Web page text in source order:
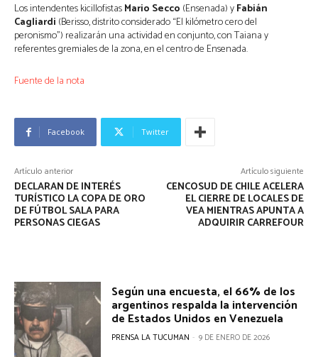
Los intendentes kicillofistasMario Secco (Ensenada) yFabián
Cagliardi (Berisso, distrito considerado “El kilómetro cero del
peronismo”) realizarán una actividad en conjunto, con Taiana y
referentes gremiales de la zona, en el centro de Ensenada.
Fuente de la nota
Facebook Twitter
Artículo anterior
DECLARAN DE INTERÉS
TURÍSTICO LA COPA DE ORO
DE FÚTBOL SALA PARA
PERSONAS CIEGAS
Artículo siguiente
CENCOSUD DE CHILE ACELERA
EL CIERRE DE LOCALES DE
VEA MIENTRAS APUNTA A
ADQUIRIR CARREFOUR
Según una encuesta, el 66% de los
argentinos respalda la intervención
de Estados Unidos en Venezuela
PRENSA LA TUCUMAN - 9 DE ENERO DE 2026